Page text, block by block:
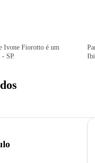
Ivone Fiorotto é um
SP.